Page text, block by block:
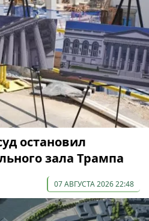
остановил
зала Трампа
07 АВГУСТА 2026 22:48